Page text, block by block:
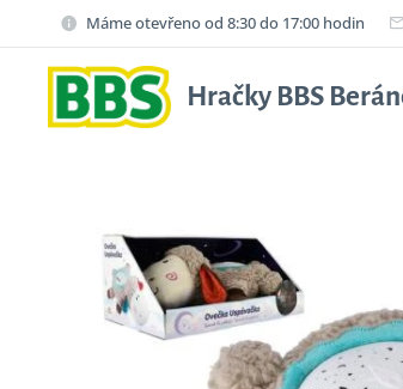
Máme otevřeno od 8:30 do 17:00 hodin
Hračky BBS